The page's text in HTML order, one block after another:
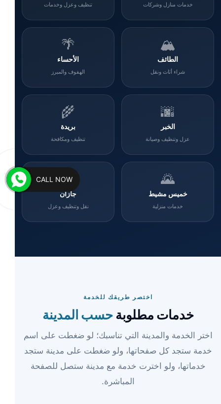
خدمات منازل وشركات تنظيف وعزل وخدمات
🏔️
الطائف
شراء أثاث ونقل
🌴
الأحساء
الهفوف والمبرز
🌆
الخبر
عزل وتنظيف وصيانة
🌾
بريدة
تنظيف ومكافحة
🌄
خميس مشيط
خدمات منزلية
🌊
جازان
نقل وتنظيف وعزل
اختصر طريقك للخدمة
خدمات مطلوبةحسب المدينة
اختر الخدمة والمدينة التي تناسبك؛ لو ضغطت على اسم
خدمة ستجد كل صفحاتها، ولو ضغطت على مدينة ستجد
خدماتها، ولو اخترت خدمة مع مدينة ستصل للصفحة
المباشرة.
CALL NOW